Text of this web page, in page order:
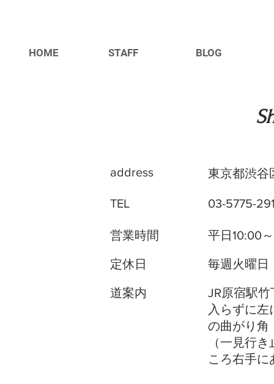
HOME STAFF BLOG
address
TEL
営業時間
定休日
​道案内
東京都渋谷
03-5775-
平日10:00
毎週火曜
JR原宿駅
入らずに
の曲がり角
（一見行
ころ右手に